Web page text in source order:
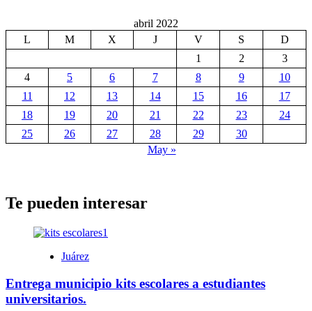
abril 2022
L
M X J V S
D
1
2
3
4
5 6 7 8 9
10
11
12 13 14 15 16
17
18
19 20 21 22 23
24
25
26 27 28 29
30
May »
Te pueden interesar
Juárez
Entrega municipio kits escolares a estudiantes
universitarios.